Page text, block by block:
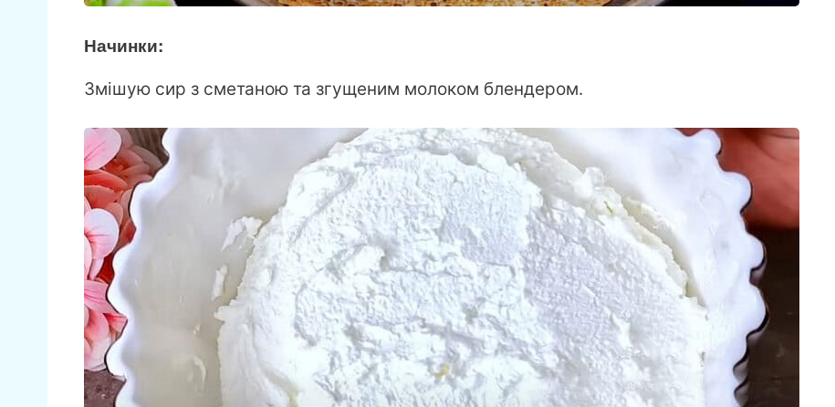
Начинки:
Змішую сир з сметаною та згущеним молоком блендером.